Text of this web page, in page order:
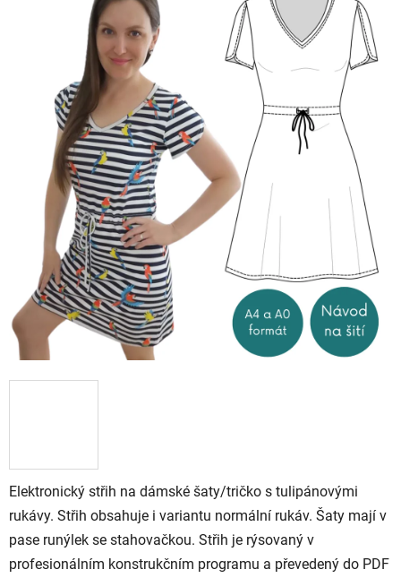
Elektronický střih na dámské šaty/tričko s tulipánovými
rukávy. Střih obsahuje i variantu normální rukáv. Šaty mají v
pase runýlek se stahovačkou. Střih je rýsovaný v
profesionálním konstrukčním programu a převedený do PDF
hvězdiček.